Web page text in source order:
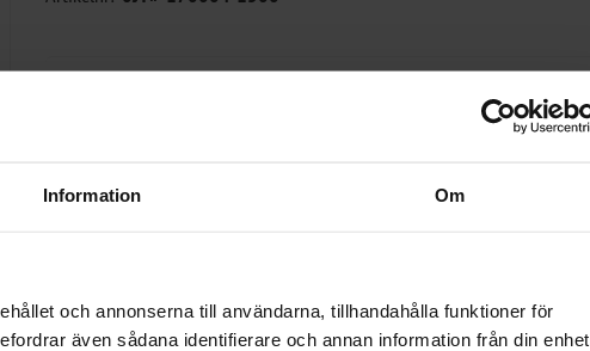
Information Om
och annonserna till användarna, tillhandahålla funktioner för
även sådana identifierare och annan information från din enhet
Onlinelager:Beställningsvara, beräknad leveranstid (Kontakta oss).
Ej lagervara i butik